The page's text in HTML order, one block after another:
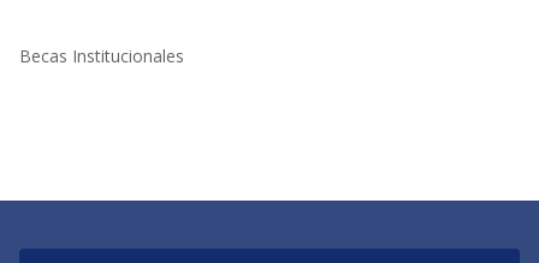
Becas Institucionales